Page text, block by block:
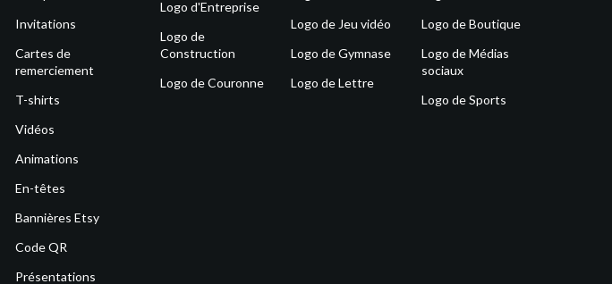
Invitations
Cartes de
remerciement
T-shirts
Vidéos
Animations
En-têtes
Bannières Etsy
Code QR
Présentations
Logo d'Entreprise
Logo de
Construction
Logo de Couronne
Logo de Jeu vidéo
Logo de Gymnase
Logo de Lettre
Logo de Boutique
Logo de Médias
sociaux
Logo de Sports